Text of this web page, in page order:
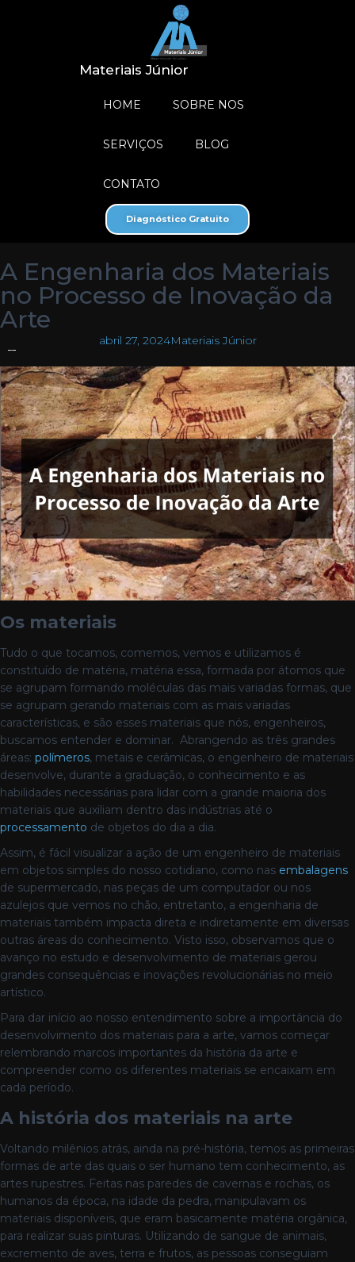
Materiais Júnior
HOME SOBRE NOS
SERVIÇOS BLOG
CONTATO
Diagnóstico Gratuito
A Engenharia dos Materiais
no Processo de Inovação da
Arte
abril 27, 2024Materiais Júnior
Os materiais
Tudo o que tocamos, comemos, vemos e utilizamos é
constituído de matéria, matéria essa, formada por átomos que
se agrupam formando moléculas das mais variadas formas, que
se agrupam gerando materiais com as mais variadas
características, e são esses materiais que nós, engenheiros,
buscamos entender e dominar. Abrangendo as três grandes
áreas: polímeros, metais e cerâmicas, o engenheiro de materiais
desenvolve, durante a graduação, o conhecimento e as
habilidades necessárias para lidar com a grande maioria dos
materiais que auxiliam dentro das indústrias até o
processamento de objetos do dia a dia.
Assim, é fácil visualizar a ação de um engenheiro de materiais
em objetos simples do nosso cotidiano, como nas embalagens
de supermercado, nas peças de um computador ou nos
azulejos que vemos no chão, entretanto, a engenharia de
materiais também impacta direta e indiretamente em diversas
outras áreas do conhecimento. Visto isso, observamos que o
avanço no estudo e desenvolvimento de materiais gerou
grandes consequências e inovações revolucionárias no meio
artístico.
Para dar início ao nosso entendimento sobre a importância do
desenvolvimento dos materiais para a arte, vamos começar
relembrando marcos importantes da história da arte e
compreender como os diferentes materiais se encaixam em
cada período.
A história dos materiais na arte
Voltando milênios atrás, ainda na pré-história, temos as primeiras
formas de arte das quais o ser humano tem conhecimento, as
artes rupestres. Feitas nas paredes de cavernas e rochas, os
humanos da época, na idade da pedra, manipulavam os
materiais disponíveis, que eram basicamente matéria orgânica,
para realizar suas pinturas. Utilizando de sangue de animais,
excremento de aves, terra e frutos, as pessoas conseguiam